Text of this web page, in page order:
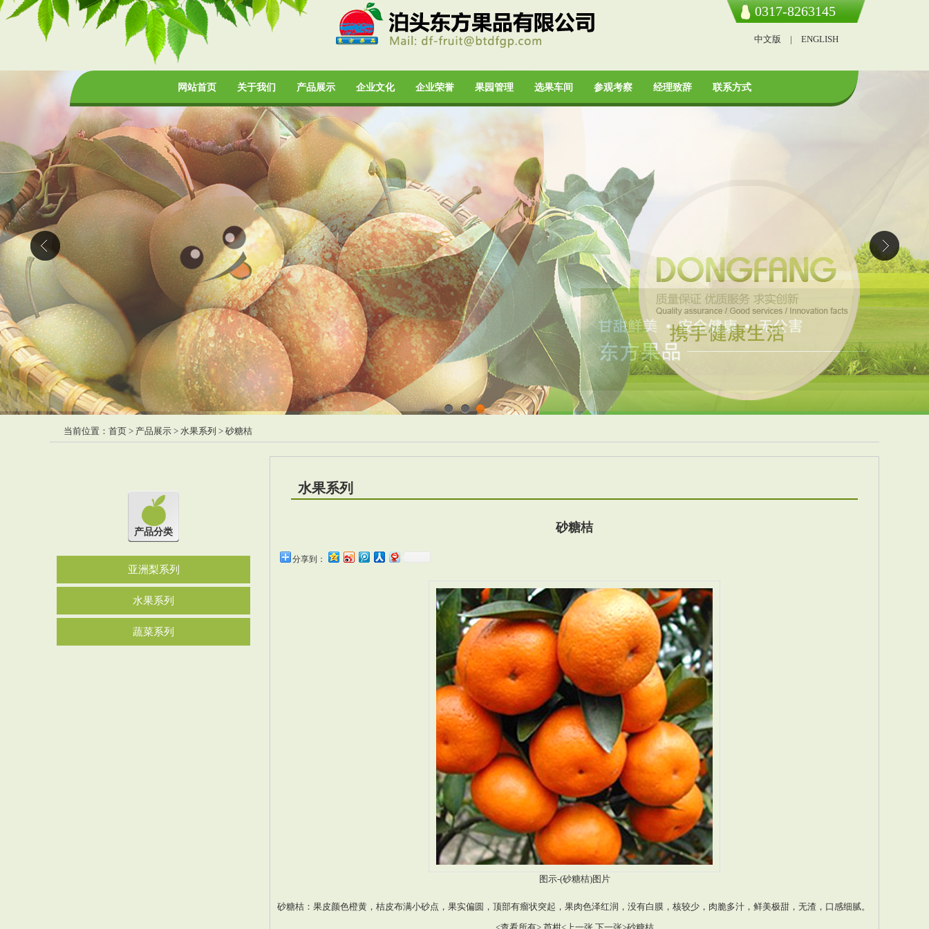
0317-8263145
中文版 | ENGLISH
网站首页 关于我们 产品展示 企业文化 企业荣誉 果园管理 选果车间 参观考察 经理致辞 联系方式
1 2
3
当前位置： 首页 > 产品展示 > 水果系列 > 砂糖桔
产品分类
亚洲梨系列
水果系列
蔬菜系列
水果系列
砂糖桔
分享到：
图示-(砂糖桔)图片
砂糖桔：果皮颜色橙黄，桔皮布满小砂点，果实偏圆，顶部有瘤状突起，果肉色泽红润，没有白膜，核较少，肉脆多汁，鲜美极甜，无渣，口感细腻。